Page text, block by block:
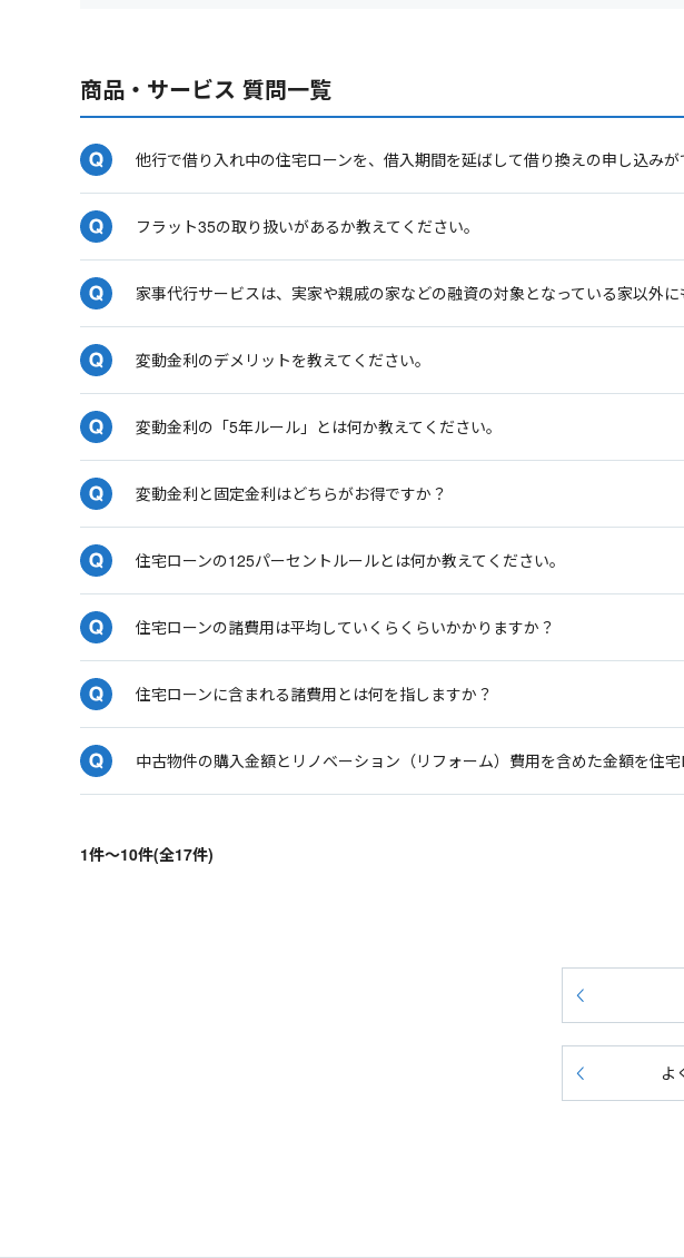
商品・サービス 質問一覧
他行で借り入れ中の住宅ローンを、借入期間を延ばして借り換えの申し込みが
フラット35の取り扱いがあるか教えてください。
家事代行サービスは、実家や親戚の家などの融資の対象となっている家以外
変動金利のデメリットを教えてください。
変動金利の「5年ルール」とは何か教えてください。
変動金利と固定金利はどちらがお得ですか？
住宅ローンの125パーセントルールとは何か教えてください。
住宅ローンの諸費用は平均していくらくらいかかりますか？
住宅ローンに含まれる諸費用とは何を指しますか？
中古物件の購入金額とリノベーション（リフォーム）費用を含めた金額を住
1件～10件(全17件)
よ